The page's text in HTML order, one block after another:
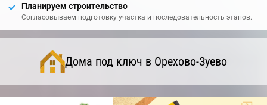
Планируем строительство
Согласовываем подготовку участка и последовательность этапов.
Дома под ключ в Орехово-Зуево